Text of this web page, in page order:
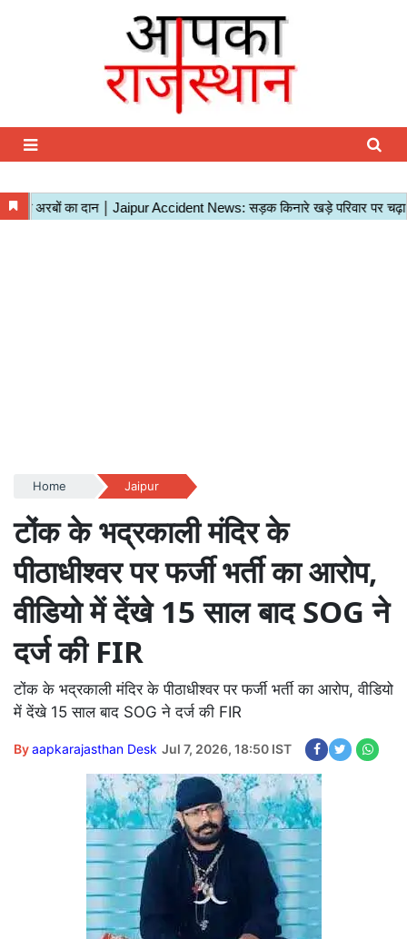
Home Jaipur
टोंक के भद्रकाली मंदिर के
पीठाधीश्वर पर फर्जी भर्ती का आरोप,
वीडियो में देंखे 15 साल बाद SOG ने
दर्ज की FIR
टोंक के भद्रकाली मंदिर के पीठाधीश्वर पर फर्जी भर्ती का आरोप, वीडियो
में देंखे 15 साल बाद SOG ने दर्ज की FIR
Byaapkarajasthan Desk Jul 7, 2026, 18:50 IST